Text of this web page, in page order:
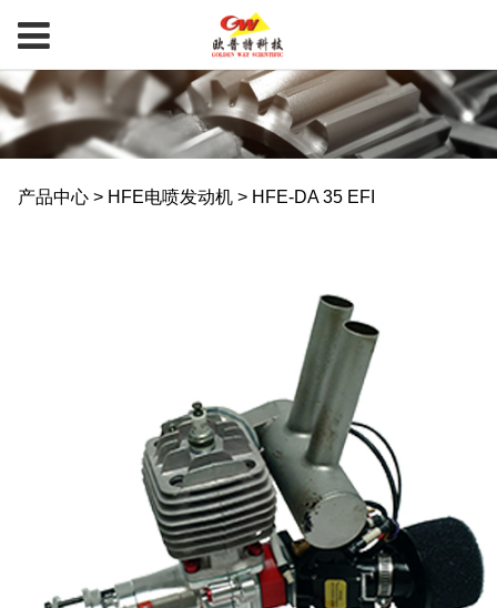
HFE-DA 35 EFI
产品中心> HFE电喷发动机> HFE-DA 35 EFI